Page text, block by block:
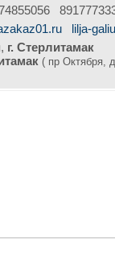
lilja-
г. Стерлитамак
( пр Октября,